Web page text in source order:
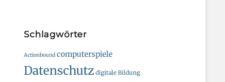
Schlagwörter
Actionbound computerspiele
Datenschutz digitale Bildung